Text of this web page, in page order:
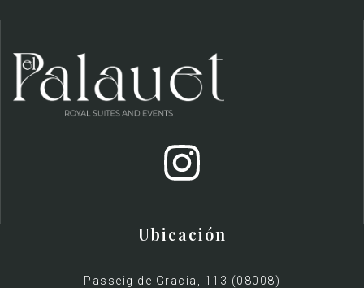
Ubicación
Passeig de Gracia, 113 (08008)